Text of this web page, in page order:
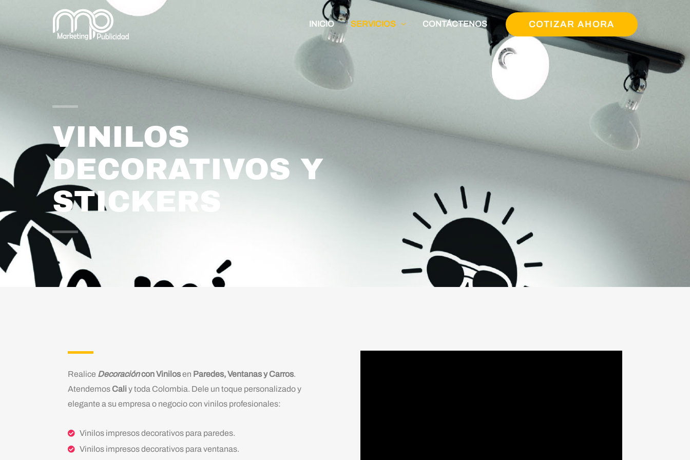
INICIO SERVICIOS CONTÁCTENOS COTIZAR AHORA
VINILOS
DECORATIVOS Y
STICKERS
Realice Decoracióncon Vinilosen Paredes, Ventanas y Carros.
Atendemos Cali y toda Colombia. Dele un toque personalizado y
elegante a su empresa o negocio con vinilos profesionales:
Vinilos impresos decorativos para paredes.
Vinilos impresos decorativos para ventanas.